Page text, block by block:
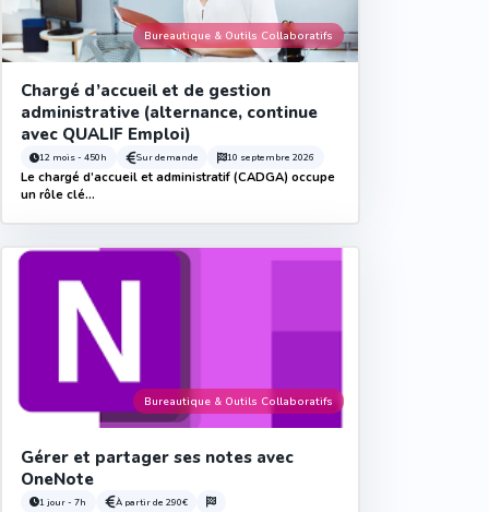
Bureautique & Outils Collaboratifs
Chargé d’accueil et de gestion
administrative (alternance, continue
avec QUALIF Emploi)
12 mois - 450h Sur demande 10 septembre 2026
Le chargé d’accueil et administratif (CADGA) occupe
un rôle clé...
Bureautique & Outils Collaboratifs
Gérer et partager ses notes avec
OneNote
1 jour - 7h À partir de 290€